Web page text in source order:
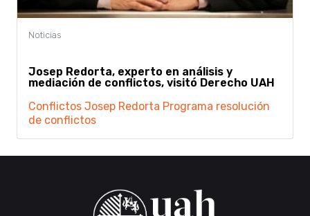
Josep Redorta, experto en análisis y
mediación de conflictos, visitó Derecho UAH
Conflictos Josep Redorta Programa resolución
de conflictos